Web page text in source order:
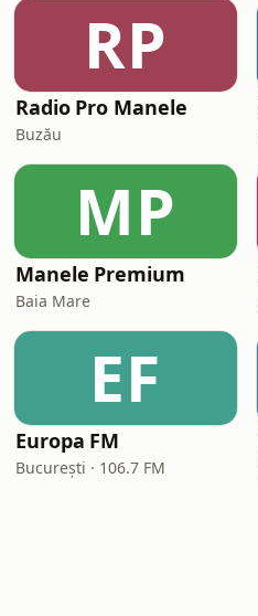
RP
Radio Pro Manele
Buzău
MP
Manele Premium
Baia Mare
EF
Europa FM
București · 106.7 FM